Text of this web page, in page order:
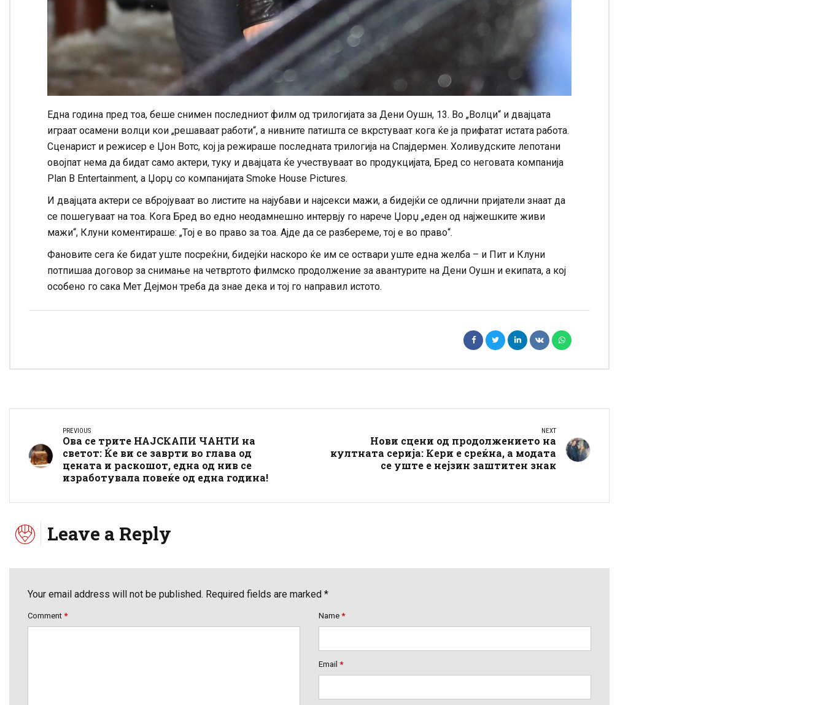
Една година пред тоа, беше снимен последниот филм од трилогијата за Дени Оушн, 13. Во „Волци“ и двајцата
играат осамени волци кои „решаваат работи“, а нивните патишта се вкрстуваат кога ќе ја прифатат истата работа.
Сценарист и режисер е Џон Вотс, кој ја режираше последната трилогија на Спајдермен. Холивудските лепотани
овојпат нема да бидат само актери, туку и двајцата ќе учествуваат во продукцијата, Бред со неговата компанија
Plan B Entertainment, а Џорџ со компанијата Smoke House Pictures.
И двајцата актери се вбројуваат во листите на најубави и најсекси мажи, а бидејќи се одлични пријатели знаат да
се пошегуваат на тоа. Кога Бред во едно неодамнешно интервју го нарече Џорџ „еден од најжешките живи
мажи“, Клуни коментираше: „Тој е во право за тоа. Ајде да се разбереме, тој е во право“.
Фановите сега ќе бидат уште посреќни, бидејќи наскоро ќе им се оствари уште една желба – и Пит и Клуни
потпишаа договор за снимање на четвртото филмско продолжение за авантурите на Дени Оушн и екипата, а кој
особено го сака Мет Дејмон треба да знае дека и тој го направил истото.
PREVIOUS
Ова се трите НАЈСКАПИ ЧАНТИ на
светот: Ќе ви се заврти во глава од
цената и раскошот, една од нив се
изработувала повеќе од една година!
NEXT
Нови сцени од продолжението на
култната серија: Кери е среќна, а модата
се уште е нејзин заштитен знак
Leave a Reply
Your email address will not be published. Required fields are marked *
Comment * Name *
Email *